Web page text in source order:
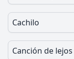
Cachilo
Canción de lejos